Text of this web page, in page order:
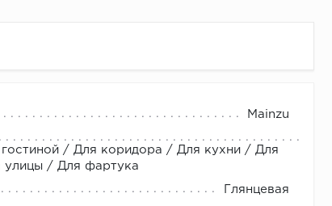
Mainzu
/ Для коридора / Для кухни / Для
/ Для фартука
Глянцевая